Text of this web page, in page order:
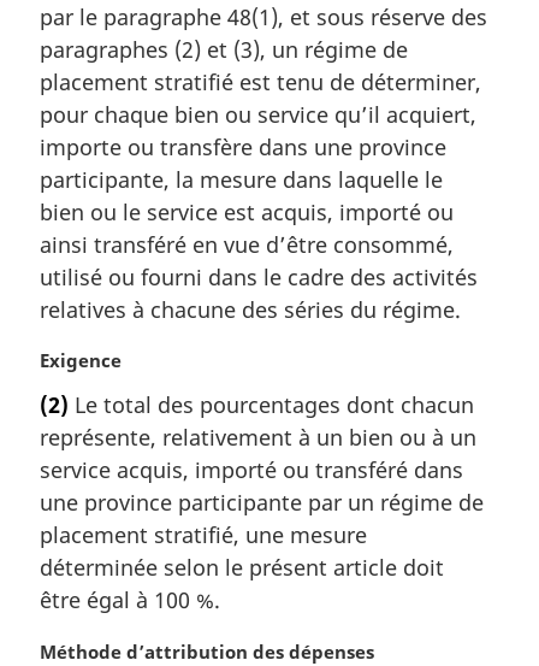
g
i
n
a
l
e
:
par le paragraphe 48(1), et sous réserve des
paragraphes (2) et (3), un régime de
placement stratifié est tenu de déterminer,
pour chaque bien ou service qu’il acquiert,
importe ou transfère dans une province
participante, la mesure dans laquelle le
bien ou le service est acquis, importé ou
ainsi transféré en vue d’être consommé,
utilisé ou fourni dans le cadre des activités
relatives à chacune des séries du régime.
N
t
e
m
a
g
i
n
l
Exigence
(2) Le total des pourcentages dont chacun
représente, relativement à un bien ou à un
service acquis, importé ou transféré dans
une province participante par un régime de
placement stratifié, une mesure
déterminée selon le présent article doit
être égal à 100 %.
N
Méthode d’attribution des dépenses